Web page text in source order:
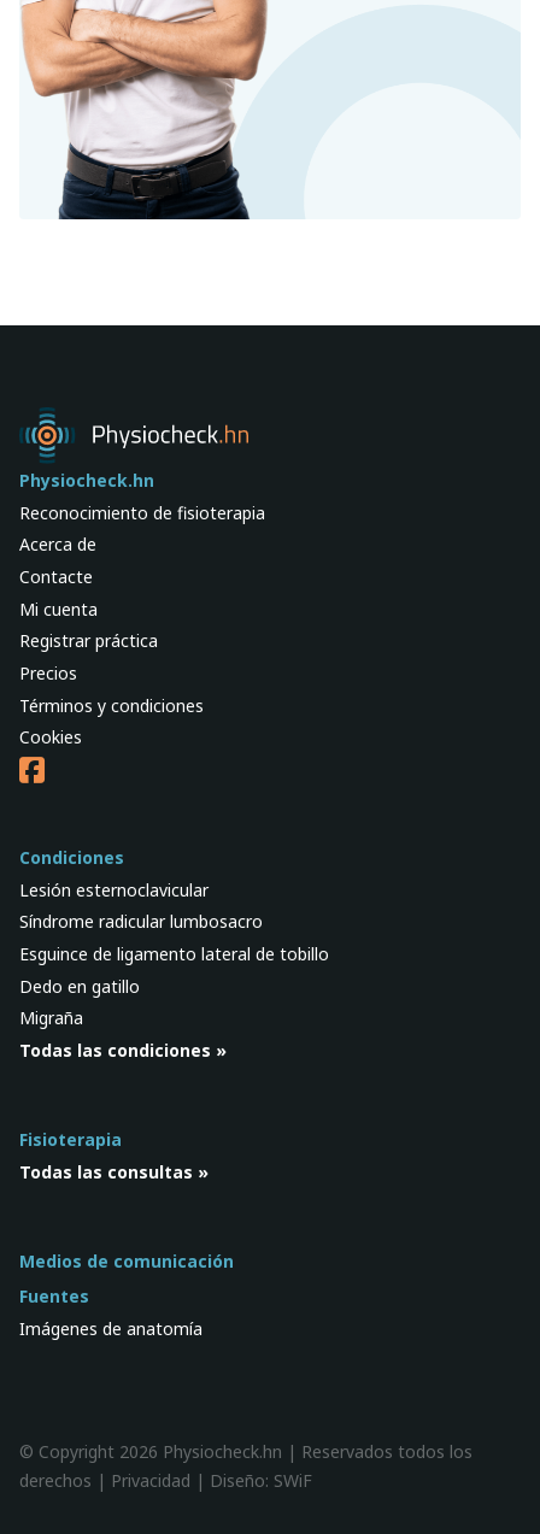
Physiocheck.hn
Reconocimiento de fisioterapia
Acerca de
Contacte
Mi cuenta
Registrar práctica
Precios
Términos y condiciones
Cookies
Condiciones
Lesión esternoclavicular
Síndrome radicular lumbosacro
Esguince de ligamento lateral de tobillo
Dedo en gatillo
Migraña
Todas las condiciones »
Fisioterapia
Todas las consultas »
Medios de comunicación
Fuentes
Imágenes de anatomía
© Copyright 2026 Physiocheck.hn | Reservados todos los
derechos | Privacidad | Diseño: SWiF